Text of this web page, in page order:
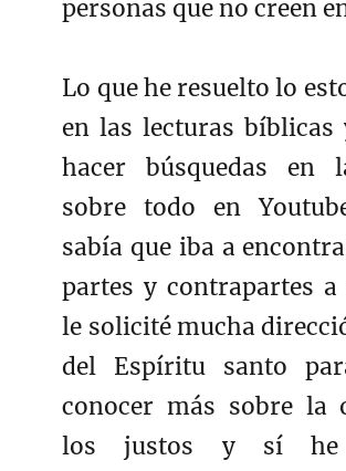
personas que no creen
Lo que he resuelto lo
en las lecturas bíblicas
hacer búsquedas en
sobre todo en
sabía que iba a
partes y contrapartes a
le solicité mucha
del Espíritu santo
conocer más sobre la
los justos y sí he